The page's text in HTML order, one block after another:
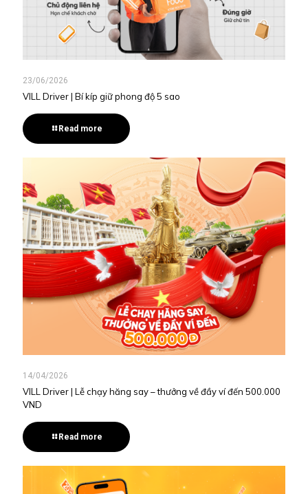
23/06/2026
VILL Driver | Bí kíp giữ phong độ 5 sao
Read more
14/04/2026
VILL Driver | Lễ chạy hăng say – thưởng về đầy ví đến 500.000
VND
Read more